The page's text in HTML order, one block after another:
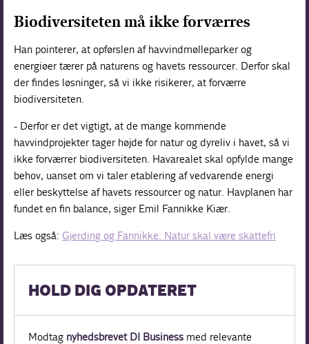
Biodiversiteten må ikke forværres
Han pointerer, at opførslen af havvindmølleparker og
energiøer tærer på naturens og havets ressourcer. Derfor skal
der findes løsninger, så vi ikke risikerer, at forværre
biodiversiteten.
- Derfor er det vigtigt, at de mange kommende
havvindprojekter tager højde for natur og dyreliv i havet, så vi
ikke forværrer biodiversiteten. Havarealet skal opfylde mange
behov, uanset om vi taler etablering af vedvarende energi
eller beskyttelse af havets ressourcer og natur. Havplanen har
fundet en fin balance, siger Emil Fannikke Kiær.
Læs også: Gjerding og Fannikke: Natur skal være skattefri
HOLD DIG OPDATERET
Modtag nyhedsbrevet DI Business med relevante